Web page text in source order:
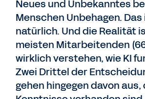
Neues und Unbekanntes
Menschen Unbehagen.
natürlich. Und die Realität
meisten Mitarbeitenden
wirklich verstehen, wie KI
Zwei Drittel der
gehen hingegen davon